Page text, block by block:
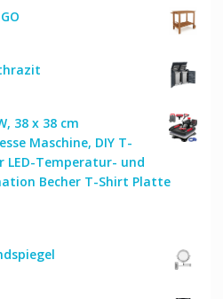
38 x 38 cm
Maschine, DIY T-
LED-Temperatur- und
Becher T-Shirt Platte